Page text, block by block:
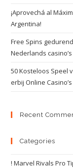
¡Aprovechá al
Argentina!
Free Spins
Nederlands
50 Kosteloos Speel
erbij Online
Recent
Categories
! Marvel Rivals Pro